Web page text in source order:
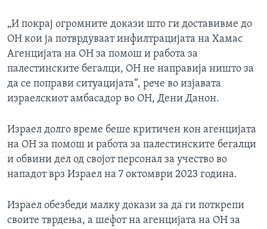
„И покрај огромните докази што ги доставивме до
ОН кои ја потврдуваат инфилтрацијата на Хамас
Агенцијата на ОН за помош и работа за
палестинските бегалци, ОН не направија ништо за
да се поправи ситуацијата“, рече во изјавата
израелскиот амбасадор во ОН, Дени Данон.
Израел долго време беше критичен кон агенцијата
на ОН за помош и работа за палестинските бегалци
и обвини дел од својот персонал за учество во
нападот врз Израел на 7 октомври 2023 година.
Израел обезбеди малку докази за да ги поткрепи
своите тврдења, а шефот на агенцијата на ОН за